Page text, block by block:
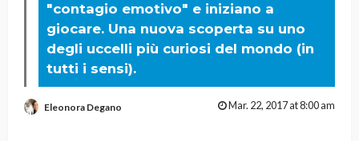
"contagio emotivo" e iniziano a
giocare. Una nuova scoperta su uno
degli uccelli più curiosi del mondo (in
tutti i sensi).
Eleonora Degano Mar. 22, 2017 at 8:00 am